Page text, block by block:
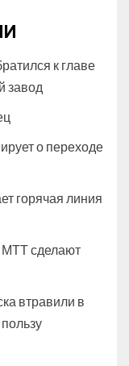
к главе
завод
о переходе
горячая линия
сделают
втравили в